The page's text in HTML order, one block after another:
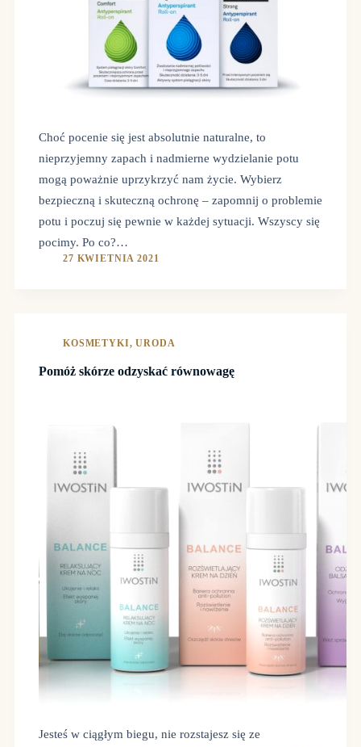
Choć pocenie się jest absolutnie naturalne, to
nieprzyjemny zapach i nadmierne wydzielanie potu
mogą poważnie uprzykrzyć nam życie. Wybierz
bezpieczną i skuteczną ochronę – zapomnij o problemie
potu i poczuj się pewnie w każdej sytuacji. Wszyscy się
pocimy. Po co?…
27 KWIETNIA 2021
KOSMETYKI,URODA
Pomóż skórze odzyskać równowagę
Jesteś w ciągłym biegu, nie rozstajesz się ze